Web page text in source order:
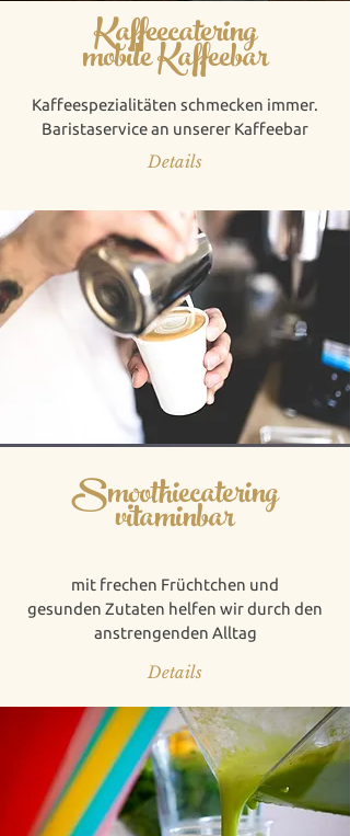
Kaffeecatering
mobile Kaffeebar
Kaffeespezialitäten schmecken immer.
Baristaservice an unserer Kaffeebar
Details
Smoothiecatering
vitaminbar
mit frechen Früchtchen und
gesunden Zutaten helfen wir durch den
anstrengenden Alltag
Details